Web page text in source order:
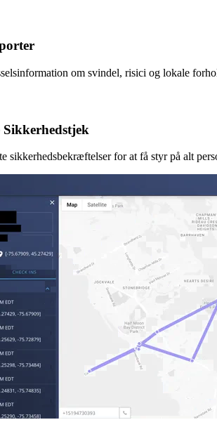
om svindel, risici og lokale
Sikkerhedstjek
sikkerhedsbekræftelser for at få styr på alt